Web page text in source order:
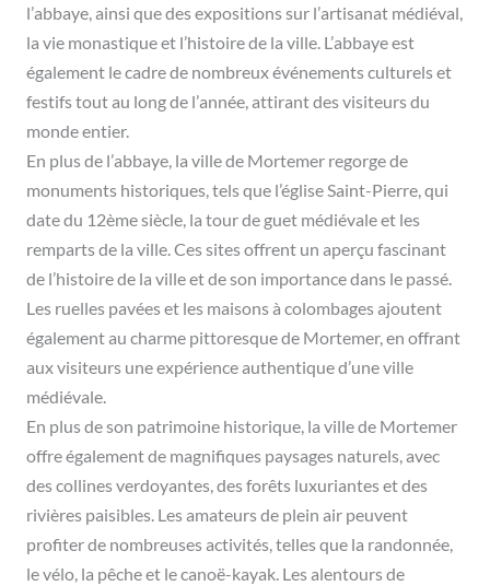
l’abbaye, ainsi que des expositions sur l’artisanat médiéval,
la vie monastique et l’histoire de la ville. L’abbaye est
également le cadre de nombreux événements culturels et
festifs tout au long de l’année, attirant des visiteurs du
monde entier.
En plus de l’abbaye, la ville de Mortemer regorge de
monuments historiques, tels que l’église Saint-Pierre, qui
date du 12ème siècle, la tour de guet médiévale et les
remparts de la ville. Ces sites offrent un aperçu fascinant
de l’histoire de la ville et de son importance dans le passé.
Les ruelles pavées et les maisons à colombages ajoutent
également au charme pittoresque de Mortemer, en offrant
aux visiteurs une expérience authentique d’une ville
médiévale.
En plus de son patrimoine historique, la ville de Mortemer
offre également de magnifiques paysages naturels, avec
des collines verdoyantes, des forêts luxuriantes et des
rivières paisibles. Les amateurs de plein air peuvent
profiter de nombreuses activités, telles que la randonnée,
le vélo, la pêche et le canoë-kayak. Les alentours de